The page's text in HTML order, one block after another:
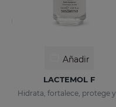
Añadir
LACTEMOL F